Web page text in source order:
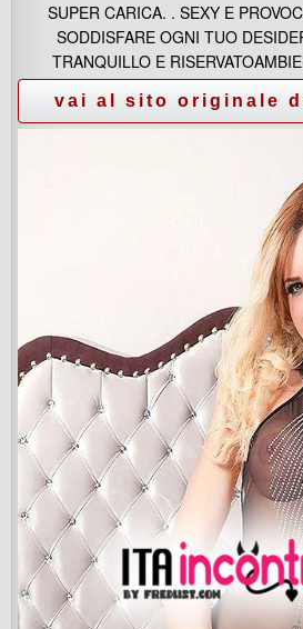
SUPER CARICA. . SEXY E
SODDISFARE OGNI TUO
TRANQUILLO E